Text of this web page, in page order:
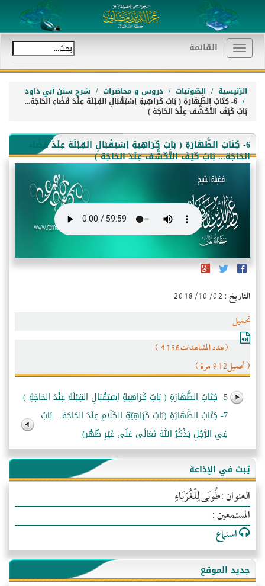
Toggle
navigation
القائمة
الرّئيسية الصّوتيات دروس و محاضرات شرح سنن أبي داود
6- كِتَابُ الطَّهَارَةِ ( بَابُ كَرَاهِيةِ اِسْتِقْبَالِ القِبْلَة عِنْدَ قَضًاءِ الحَاجَة...
بَابُ كَيْفَ التَّكَشُّف عِنْدَ الحَاجَة )
6- كِتَابُ الطَّهَارَةِ ( بَابُ كَرَاهِيةِ اِسْتِقْبَالِ القِبْلَة عِنْدَ قَضًاءِ
الحَاجَة... بَابُ كَيْفَ التَّكَشُّف عِنْدَ الحَاجَة )
التاريخ : 2018/10/02
تحميل
(عدد المشاهدات4156 )
( تحميل912 مرة )
5- كِتَابُ الطَّهَارَةِ ( بَابُ كَرَاهِيةِ اِسْتِقْبَالِ القِبْلَة عِنْدَ الحَاجَةِ )
7- كِتَابُ الطَّهَارَةِ (بَابُ كَرَاهِيّةِ الكَلَامِ عِنْدَ الحَاجَة... بَابُ
فِي الرَّجُلِ يَذْكُرُ اللهَ تَعَالَى عَلَى غَيْرِ طُهْر)
يُبث في الإذاعة
العنوان :طُوبَى لِلْغُرَبَاءِ
المستمعين :
استماع
جديد الموقع